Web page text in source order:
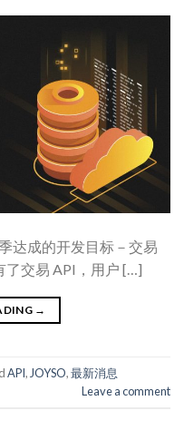
达成的开发目标－交易
了交易 API，用户 […]
→
API, JOYSO,最新消息
Leave a comment